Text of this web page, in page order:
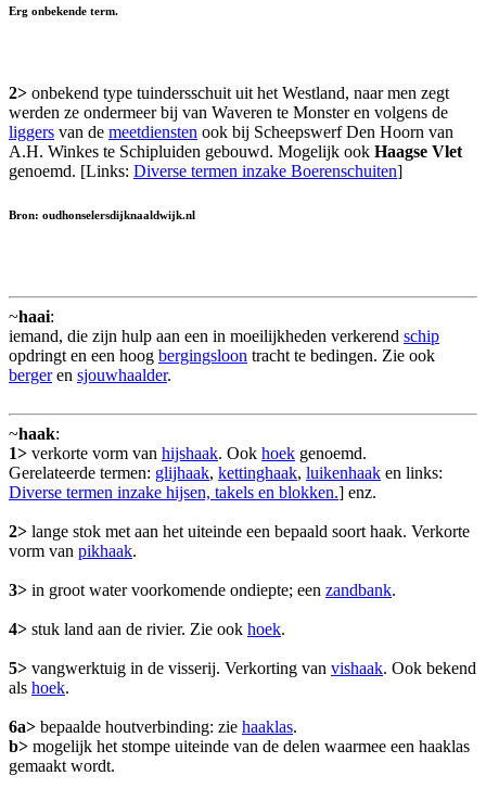
Erg onbekende term.
2> onbekend type tuindersschuit uit het Westland, naar men zegt
werden ze ondermeer bij van Waveren te Monster en volgens de
liggers van de meetdiensten ook bij Scheepswerf Den Hoorn van
A.H. Winkes te Schipluiden gebouwd. Mogelijk ook Haagse Vlet
genoemd. [Links: Diverse termen inzake Boerenschuiten]
Bron: oudhonselersdijknaaldwijk.nl
~haai:
iemand, die zijn hulp aan een in moeilijkheden verkerend schip
opdringt en een hoog bergingsloon tracht te bedingen. Zie ook
bergeren sjouwhaalder.
~haak:
1> verkorte vorm van hijshaak. Ook hoek genoemd.
Gerelateerde termen: glijhaak, kettinghaak, luikenhaak en links:
Diverse termen inzake hijsen, takels en blokken.] enz.
2> lange stok met aan het uiteinde een bepaald soort haak. Verkorte
vorm van pikhaak.
3> in groot water voorkomende ondiepte; een zandbank.
4> stuk land aan de rivier. Zie ook hoek.
5> vangwerktuig in de visserij. Verkorting van vishaak. Ook bekend
als hoek.
6a> bepaalde houtverbinding: zie haaklas.
b> mogelijk het stompe uiteinde van de delen waarmee een haaklas
gemaakt wordt.